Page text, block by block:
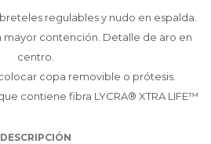
regulables y nudo en espalda.
mayor contención. Detalle de aro en
centro.
copa removible o prótesis.
contiene fibra LYCRA® XTRA LIFE™
DESCRIPCIÓN